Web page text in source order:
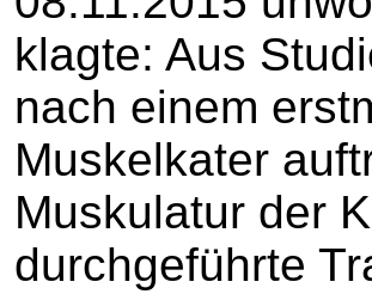
klagte: Aus
nach einem
Muskelkater
Muskulatur der
durchgeführte